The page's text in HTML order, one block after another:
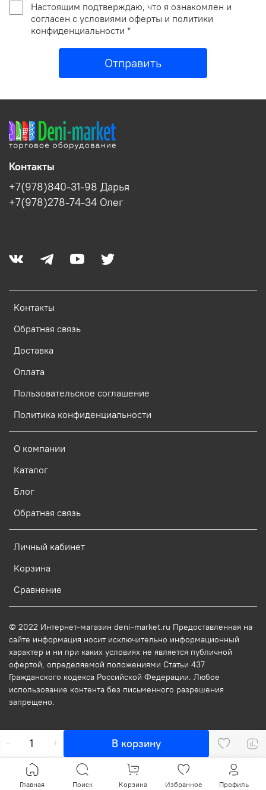
В корзину
Настоящим подтверждаю, что я ознакомлен и
согласен с условиями оферты и политики
конфиденциальности *
Отправить
Контакты
Обратная связь
Доставка
Оплата
Пользовательское соглашение
Политика конфиденциальности
О компании
Каталог
Блог
Обратная связь
Личный кабинет
Корзина
Сравнение
Контакты
+7(978)840-31-98 Дарья
+7(978)278-74-34 Олег
© 2022 Интернет-магазин deni-market.ru Предоставленная на
сайте информация носит исключительно информационный
характер и ни при каких условиях не является публичной
офертой, определяемой положениями Статьи 437
Гражданского кодекса Российской Федерации. Любое
использование контента без письменного разрешения
запрещено.
Главная Поиск Корзина Избранное Профиль